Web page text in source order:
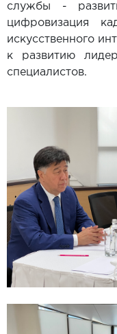
службы -
цифровизация
искусственного
к развитию
специалистов.